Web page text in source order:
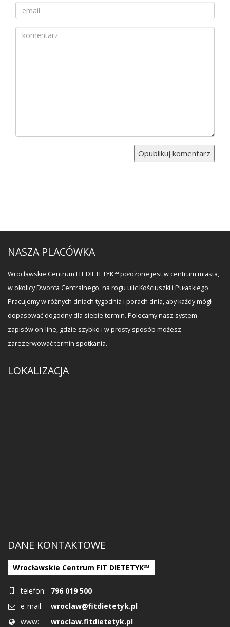
Twój
email
Komentarz
pośrednictwem
Opublikuj komentarz
NASZA PLACÓWKA
Wrocławskie Centrum FIT DIETETYK℠ położone jest w centrum miasta,
w okolicy Dworca Centralnego, na rogu ulic Kościuszki i Pułaskiego.
Pracujemy w różnych dniach tygodnia i porach dnia, aby każdy mógł
dopasować dogodny dla siebie termin. Polecamy nasz system
zapisów on-line, gdzie szybko i w prosty sposób możesz
zarezerwować termin spotkania.
LOKALIZACJA
DANE KONTAKTOWE
Wrocławskie Centrum FIT DIETETYK℠
telefon:
796 019 500
e-mail:
wroclaw@fitdietetyk.pl
www:
wroclaw.fitdietetyk.pl